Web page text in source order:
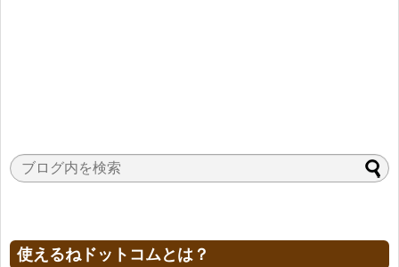
使えるねドットコムとは？